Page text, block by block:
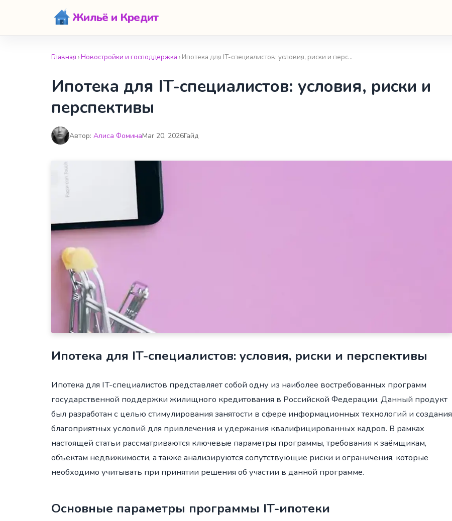
Жильё и Кредит
Главная ›Новостройки и господдержка › Ипотека для IT-специалистов: условия, риски и перс…
Ипотека для IT-специалистов: условия, риски и
перспективы
Автор: Алиса ФоминаMar 20, 2026Гайд
Ипотека для IT-специалистов: условия, риски и перспективы
Ипотека для IT-специалистов представляет собой одну из наиболее востребованных программ
государственной поддержки жилищного кредитования в Российской Федерации. Данный продукт
был разработан с целью стимулирования занятости в сфере информационных технологий и создания
благоприятных условий для привлечения и удержания квалифицированных кадров. В рамках
настоящей статьи рассматриваются ключевые параметры программы, требования к заёмщикам,
объектам недвижимости, а также анализируются сопутствующие риски и ограничения, которые
необходимо учитывать при принятии решения об участии в данной программе.
Основные параметры программы IT-ипотеки